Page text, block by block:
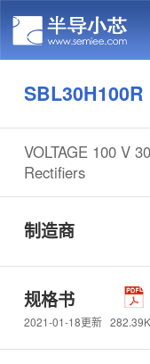
SBL30H100R
VOLTAGE 100 V
Rectifiers
制造商
规格书
2021-01-18更新